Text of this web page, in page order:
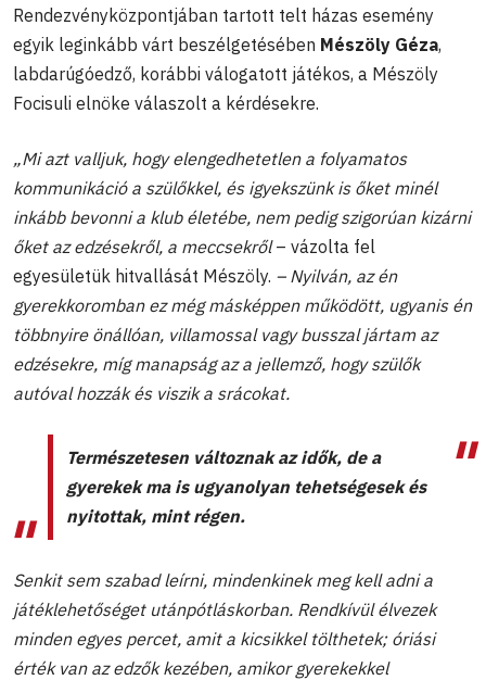
Rendezvényközpontjában tartott telt házas esemény
egyik leginkább várt beszélgetésében Mészöly Géza,
labdarúgóedző, korábbi válogatott játékos, a Mészöly
Focisuli elnöke válaszolt a kérdésekre.
„Mi azt valljuk, hogy elengedhetetlen a folyamatos
kommunikáció a szülőkkel, és igyekszünk is őket minél
inkább bevonni a klub életébe, nem pedig szigorúan kizárni
őket az edzésekről, a meccsekről– vázolta fel
egyesületük hitvallását Mészöly. – Nyilván, az én
gyerekkoromban ez még másképpen működött, ugyanis én
többnyire önállóan, villamossal vagy busszal jártam az
edzésekre, míg manapság az a jellemző, hogy szülők
autóval hozzák és viszik a srácokat.
Természetesen változnak az idők, de a
gyerekek ma is ugyanolyan tehetségesek és
nyitottak, mint régen.
Senkit sem szabad leírni, mindenkinek meg kell adni a
játéklehetőséget utánpótláskorban. Rendkívül élvezek
minden egyes percet, amit a kicsikkel tölthetek; óriási
érték van az edzők kezében, amikor gyerekekkel